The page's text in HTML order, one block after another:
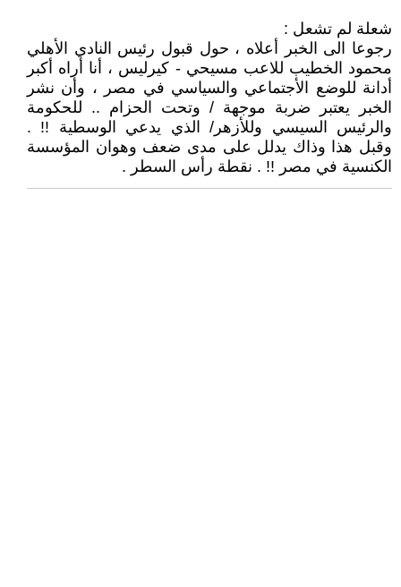
شعلة لم تشعل :
رجوعا الى الخبر أعلاه ، حول قبول رئيس النادي الأهلي
محمود الخطيب للاعب مسيحي - كيرليس ، أنا أراه أكبر
أدانة للوضع الأجتماعي والسياسي في مصر ، وأن نشر
الخبر يعتبر ضربة موجهة / وتحت الحزام .. للحكومة
والرئيس السيسي وللأزهر/ الذي يدعي الوسطية !! .
وقبل هذا وذاك يدلل على مدى ضعف وهوان المؤسسة
الكنسية في مصر !! . نقطة رأس السطر .